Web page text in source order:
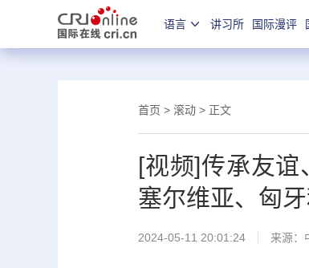
语言 讲习所 国际漫评
首页 > 滚动 > 正文
[视频]传承友
塞尔维亚、匈
2024-05-11 20:01:24 来源：